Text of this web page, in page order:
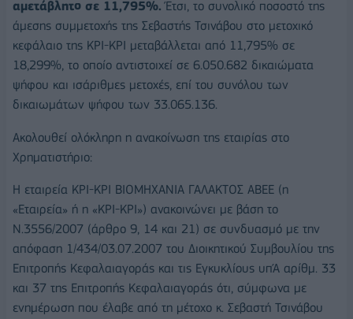
αμετάβλητο σε 11,795%. Έτσι, το συνολικό ποσοστό της
άμεσης συμμετοχής της Σεβαστής Τσινάβου στο μετοχικό
κεφάλαιο της ΚΡΙ-ΚΡΙ μεταβάλλεται από 11,795% σε
18,299%, το οποίο αντιστοιχεί σε 6.050.682 δικαιώματα
ψήφου και ισάριθμες μετοχές, επί του συνόλου των
δικαιωμάτων ψήφου των 33.065.136.
Ακολουθεί ολόκληρη η ανακοίνωση της εταιρίας στο
Χρηματιστήριο:
Η εταιρεία ΚΡΙ-ΚΡΙ ΒΙΟΜΗΧΑΝΙΑ ΓΑΛΑΚΤΟΣ ΑΒΕΕ (η
«Εταιρεία» ή η «ΚΡΙ-ΚΡΙ») ανακοινώνει με βάση το
Ν.3556/2007 (άρθρο 9, 14 και 21) σε συνδυασμό με την
απόφαση 1/434/03.07.2007 του Διοικητικού Συμβουλίου της
Επιτροπής Κεφαλαιαγοράς και τις Εγκυκλίους υπΆ αρίθμ. 33
και 37 της Επιτροπής Κεφαλαιαγοράς ότι, σύμφωνα με
ενημέρωση που έλαβε από τη μέτοχο κ. Σεβαστή Τσινάβου